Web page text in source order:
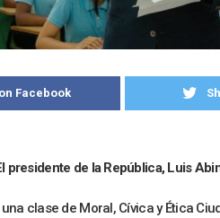
Facebook
presidente de la República, Luis
clase de Moral, Cívica y Ética